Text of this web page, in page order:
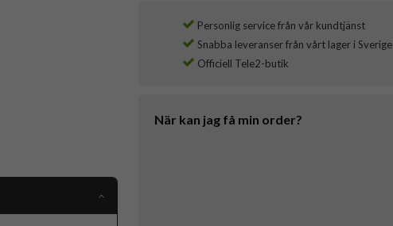
Personlig service från vår kundtjänst
Snabba leveranser från vårt lager i Sverige
Officiell Tele2-butik
När kan jag få min order?